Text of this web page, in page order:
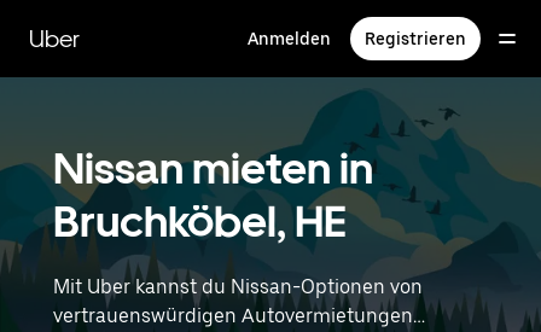
zum
Hauptinhalt
Uber Anmelden Registrieren
Nissan mieten in
Bruchköbel, HE
Mit Uber kannst du Nissan-Optionen von
vertrauenswürdigen Autovermietungen